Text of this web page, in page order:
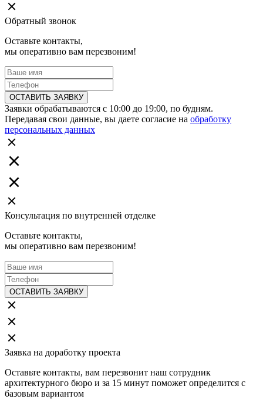
Обратный звонок
Оставьте контакты,
мы оперативно вам перезвоним!
ОСТАВИТЬ ЗАЯВКУ
Заявки обрабатываются с 10:00 до 19:00, по будням.
Передавая свои данные, вы даете согласие на обработку
персональных данных
Консультация по внутренней отделке
Оставьте контакты,
мы оперативно вам перезвоним!
ОСТАВИТЬ ЗАЯВКУ
Заявка на доработку проекта
Оставьте контакты, вам перезвонит наш сотрудник
архитектурного бюро и за 15 минут поможет определится с
базовым вариантом